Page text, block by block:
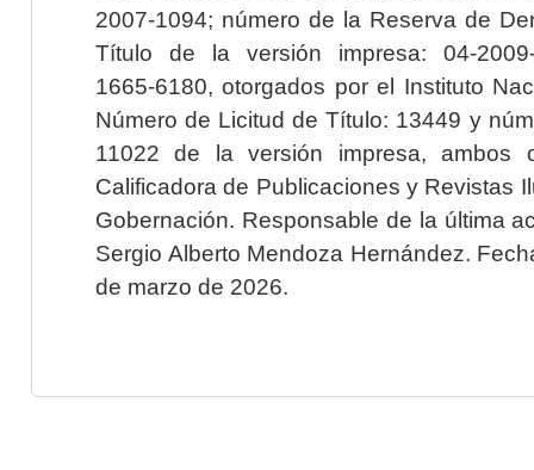
2007-1094; número de la Reserva de
Título de la versión impresa: 04-2009-
1665-6180, otorgados por el Instituto
Número de Licitud de Título: 13449 y
11022 de la versión impresa, ambos
Calificadora de Publicaciones y Revistas
Gobernación. Responsable de la última
Sergio Alberto Mendoza Hernández.
de marzo de 2026.